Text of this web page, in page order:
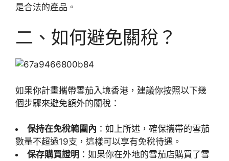
是合法的產品。
二、如何避免關稅？
如果你計畫攜帶雪茄入境香港，建議你按照以下幾
個步驟來避免額外的關稅：
保持在免稅範圍內 ：如上所述，確保攜帶的雪茄
數量不超過19支，這樣可以享有免稅待遇。
保存購買證明 ：如果你在外地的雪茄店購買了雪